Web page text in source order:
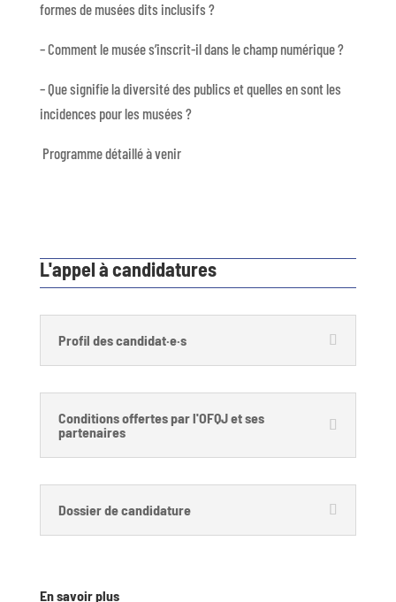
formes de musées dits inclusifs ?
– Comment le musée s’inscrit-il dans le champ numérique ?
– Que signifie la diversité des publics et quelles en sont les
incidences pour les musées ?
Programme détaillé à venir
L'appel à candidatures
Profil des candidat·e·s
Conditions offertes par l'OFQJ et ses
partenaires
Dossier de candidature
En savoir plus